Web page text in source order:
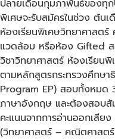
ปลายเดือนกุมภาพันธ์ของทุ
พิเศษจะรับสมัครในช่วง ต้น
ห้องเรียนพิเศษวิทยาศาสต
แวดล้อม หรือห้อง Gifted
วิชาวิทยาศาสตร์ ห้องเรียนพิ
ตามหลักสูตรกระทรวงศึกษ
Program EP) สอบทั้งหมด
ภาษาอังกฤษ และต้องสอบ
คะแนนจากการอ่านออกเสีย
(วิทยาศาสตร์ – คณิตศาสต